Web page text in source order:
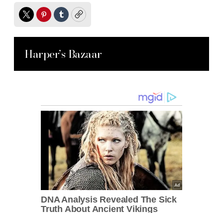
TwitterPinterest
TumblrCopy
Harper’s Bazaar